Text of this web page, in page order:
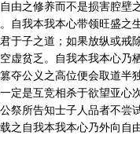
由之修养而不是损害腔壁
自我本我本心带领旺盛之
于子之道；如果放纵或戒
虚贫乏。自我本我本心乃
夺公义之高位便会取道半
定是互竞相杀于欲望亚心
祭所告知士子人品者不尝
之自我本我本心乃外向自